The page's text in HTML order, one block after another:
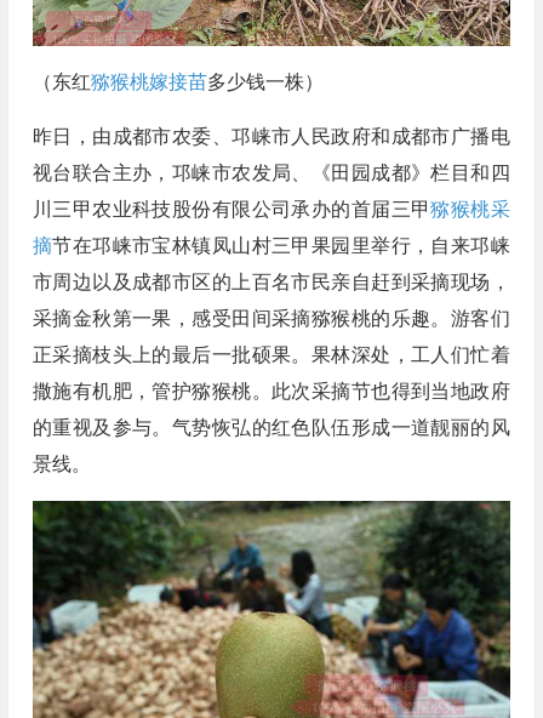
（东红猕猴桃嫁接苗多少钱一株）
昨日，由成都市农委、邛崃市人民政府和成都市广播电
视台联合主办，邛崃市农发局、《田园成都》栏目和四
川三甲农业科技股份有限公司承办的首届三甲猕猴桃采
摘节在邛崃市宝林镇凤山村三甲果园里举行，自来邛崃
市周边以及成都市区的上百名市民亲自赶到采摘现场，
采摘金秋第一果，感受田间采摘猕猴桃的乐趣。游客们
正采摘枝头上的最后一批硕果。果林深处，工人们忙着
撒施有机肥，管护猕猴桃。此次采摘节也得到当地政府
的重视及参与。气势恢弘的红色队伍形成一道靓丽的风
景线。